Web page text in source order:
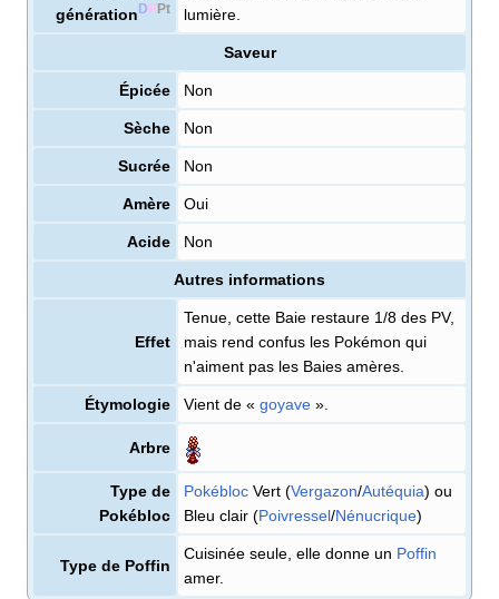
génération D PPt
lumière.
Saveur
Épicée Non
Sèche Non
Sucrée Non
Amère Oui
Acide Non
Autres informations
Effet
Tenue, cette Baie restaure 1/8 des PV,
mais rend confus les Pokémon qui
n'aiment pas les Baies amères.
Étymologie Vient de « goyave ».
Arbre
Type de
Pokébloc
Pokébloc Vert (Vergazon/Autéquia) ou
Bleu clair (Poivressel/Nénucrique)
Type de Poffin
Cuisinée seule, elle donne un Poffin
amer.